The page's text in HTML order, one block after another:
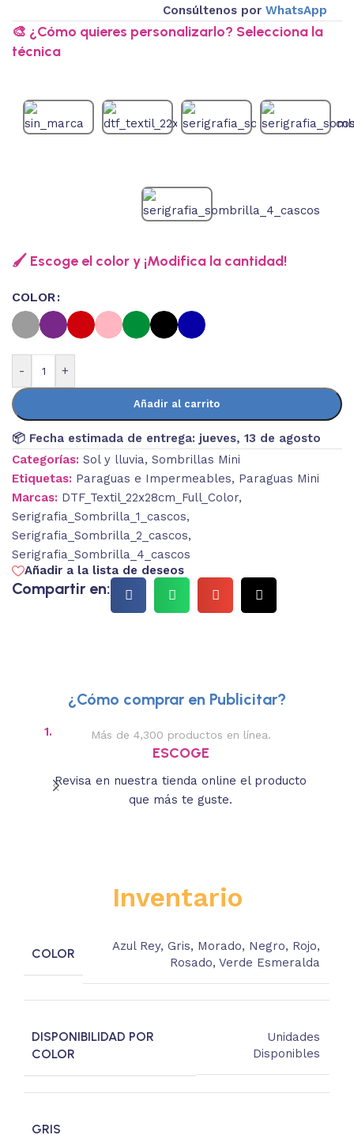
Consúltenos porWhatsApp
🎨 ¿Cómo quieres personalizarlo? Selecciona la
técnica
🖌️ Escoge el color y ¡Modifica la cantidad!
COLOR
- +
Añadir al carrito
📦 Fecha estimada de entrega: jueves, 13 de agosto
Categorías: Sol y lluvia, Sombrillas Mini
Etiquetas: Paraguas e Impermeables, Paraguas Mini
Marcas: DTF_Textil_22x28cm_Full_Color,
Serigrafia_Sombrilla_1_cascos,
Serigrafia_Sombrilla_2_cascos,
Serigrafia_Sombrilla_4_cascos
Añadir a la lista de deseos
Compartir en:
¿Cómo comprar en Publicitar?
1. Más de 4,300 productos en línea.
ESCOGE
Revisa en nuestra tienda online el producto
que más te guste.
Inventario
COLOR
Azul Rey,Gris, Morado, Negro, Rojo,
Rosado,Verde Esmeralda
DISPONIBILIDAD POR
COLOR
Unidades
Disponibles
GRIS